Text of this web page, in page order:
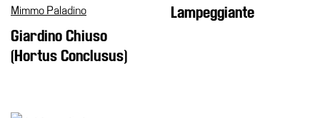
Cerruti
Cosmo
Digitale
Mimmo Paladino
Giardino Chiuso
(Hortus Conclusus)
Lampeggiante